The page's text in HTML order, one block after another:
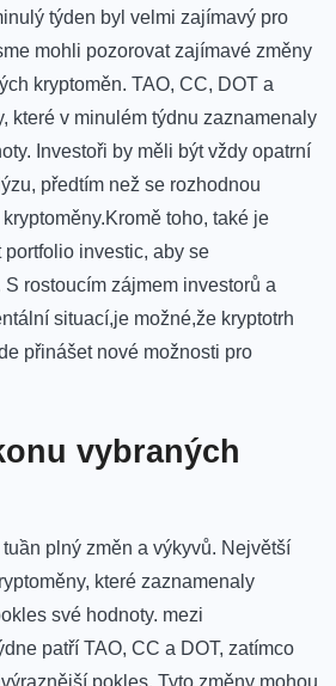
⁢týden byl velmi ⁤zajímavý pro
⁣mohli pozorovat zajímavé‍ změny‍
kryptoměn. TAO, CC, ⁤DOT a‍
které v minulém‌ týdnu​ zaznamenaly
Investoři⁢ by⁣ měli být vždy ​opatrní
předtím než se rozhodnou
toho, ​také je
investic, aby se
rostoucím zájmem investorů a
situací,je ⁣možné,že kryptotrh
přinášet nové⁣ možnosti‍ pro
vybraných⁣
plný‍ změn a výkyvů. ‍Největší
které zaznamenaly
své hodnoty. mezi
patří‍ TAO, CC‍ a DOT, zatímco​